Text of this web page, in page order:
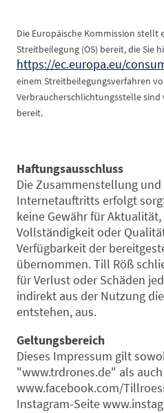
Die Europäische Kommission stellt
Streitbeilegung (OS) bereit, die Sie
https://ec.europa.eu/
einem Streitbeilegungsverfahren
Verbraucherschlichtungsstelle
bereit.
Haftungsausschluss
Die Zusammenstellung und
Internetauftritts erfolgt
keine Gewähr für
Vollständigkeit oder
Verfügbarkeit der
übernommen. Till Röß
für Verlust oder Schäden
indirekt aus der Nutzung
entstehen, aus.
Geltungsbereich
Dieses Impressum gilt
"www.trdrones.de" als
www.facebook.com/
Instagram-Seite